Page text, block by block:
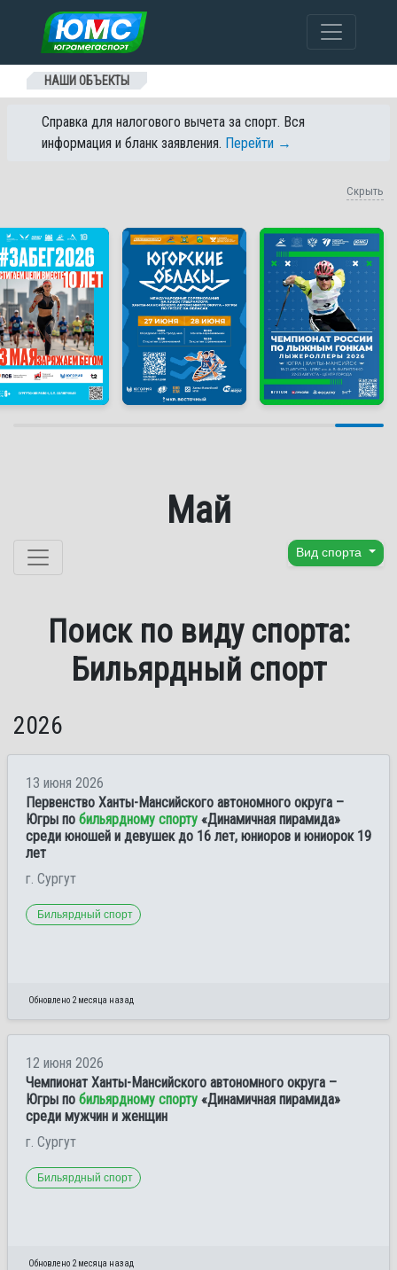
Перейти к содержанию
НАШИ ОБЪЕКТЫ
Справка для налогового вычета за спорт. Вся
информация и бланк заявления. Перейти →
Скрыть
Май
Перейти к содержанию Вид спорта
Поиск по виду спорта:
Бильярдный спорт
2026
13 июня 2026
Первенство Ханты-Мансийского автономного округа –
Югры по бильярдному спорту «Динамичная пирамида»
среди юношей и девушек до 16 лет, юниоров и юниорок 19
лет
г. Сургут
Бильярдный спорт
Обновлено 2 месяца назад
12 июня 2026
Чемпионат Ханты-Мансийского автономного округа –
Югры по бильярдному спорту «Динамичная пирамида»
среди мужчин и женщин
г. Сургут
Бильярдный спорт
Обновлено 2 месяца назад